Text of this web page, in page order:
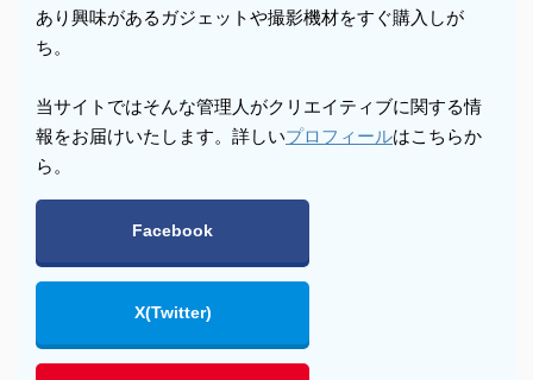
あり興味があるガジェットや撮影機材をすぐ購入しが
ち。
当サイトではそんな管理人がクリエイティブに関する情
報をお届けいたします。詳しいプロフィールはこちらか
ら。
Facebook
X(Twitter)